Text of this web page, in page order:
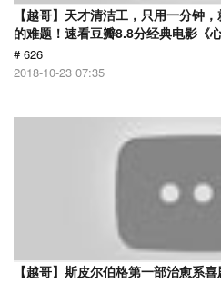
【越哥】天才清洁工，只用一分钟
的难题！速看豆瓣8.8分经典电影《
# 626
2018-10-23 07:35
【越哥】斯皮尔伯格第一部治愈系